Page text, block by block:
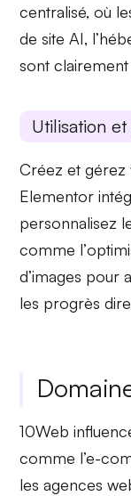
centralisé, où
de site AI, l’
sont clairement
Utilisation
Créez et gérez
Elementor
personnalisez
comme l’
d’images pour
les progrès
10Web
comme l’e-
les agences